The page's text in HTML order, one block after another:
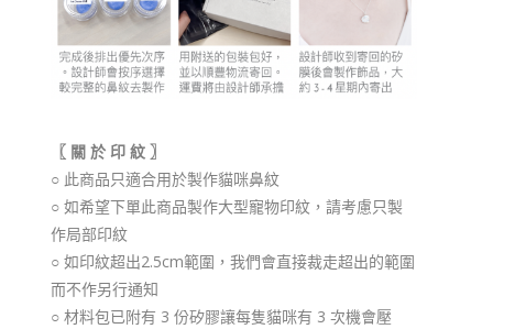
〖 關 於 印 紋 〗
○ 此商品只適合用於製作貓咪鼻紋
○ 如希望下單此商品製作大型寵物印紋，請考慮只製
作局部印紋
○ 如印紋超出2.5cm範圍，我們會直接裁走超出的範圍
而不作另行通知
○ 材料包已附有 3 份矽膠讓每隻貓咪有 3 次機會壓